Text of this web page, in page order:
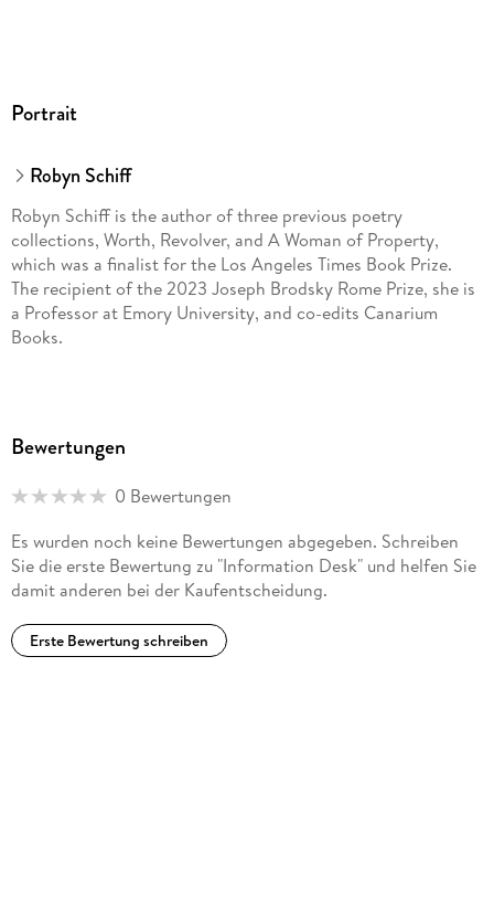
Portrait
Robyn Schiff
Robyn Schiff is the author of three previous poetry
collections, Worth, Revolver, and A Woman of Property,
which was a finalist for the Los Angeles Times Book Prize.
The recipient of the 2023 Joseph Brodsky Rome Prize, she is
a Professor at Emory University, and co-edits Canarium
Books.
Bewertungen
0 Bewertungen
Es wurden noch keine Bewertungen abgegeben. Schreiben
Sie die erste Bewertung zu "Information Desk" und helfen Sie
damit anderen bei der Kaufentscheidung.
Erste Bewertung schreiben